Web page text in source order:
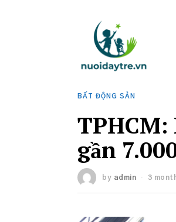
BẤT ĐỘNG SẢN
gần
by admin 3